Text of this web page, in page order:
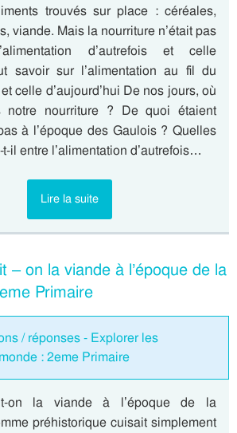
trouvés sur place : céréales,
viande. Mais la nourriture n’était pas
d’autrefois et celle
savoir sur l’alimentation au fil du
celle d’aujourd’hui De nos jours, où
notre nourriture ? De quoi étaient
à l’époque des Gaulois ? Quelles
il entre l’alimentation d’autrefois…
Lire la suite
– on la viande à l’époque de la
Primaire
/ réponses - Explorer les
: 2eme Primaire
on la viande à l’époque de la
préhistorique cuisait simplement